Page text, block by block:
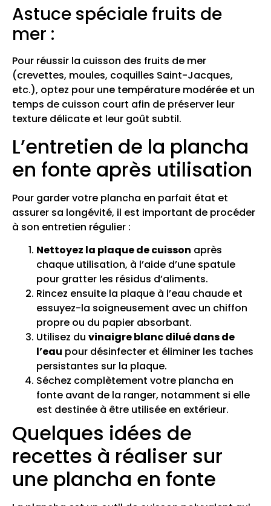
Astuce spéciale fruits de
mer :
Pour réussir la cuisson des fruits de mer
(crevettes, moules, coquilles Saint-Jacques,
etc.), optez pour une température modérée et un
temps de cuisson court afin de préserver leur
texture délicate et leur goût subtil.
L’entretien de la plancha
en fonte après utilisation
Pour garder votre plancha en parfait état et
assurer sa longévité, il est important de procéder
à son entretien régulier :
Nettoyez la plaque de cuisson après
chaque utilisation, à l’aide d’une spatule
pour gratter les résidus d’aliments.
Rincez ensuite la plaque à l’eau chaude et
essuyez-la soigneusement avec un chiffon
propre ou du papier absorbant.
Utilisez du vinaigre blanc dilué dans de
l’eau pour désinfecter et éliminer les taches
persistantes sur la plaque.
Séchez complètement votre plancha en
fonte avant de la ranger, notamment si elle
est destinée à être utilisée en extérieur.
Quelques idées de
recettes à réaliser sur
une plancha en fonte